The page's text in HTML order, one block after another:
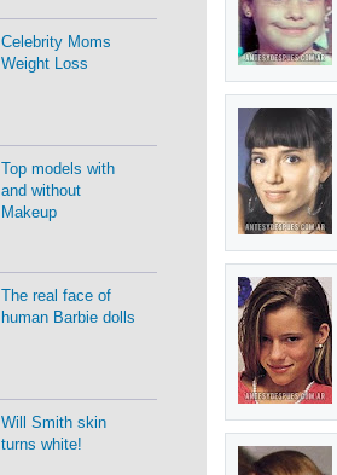
Celebrity Moms
Weight Loss
Top models with
and without
Makeup
The real face of
human Barbie dolls
Will Smith skin
turns white!